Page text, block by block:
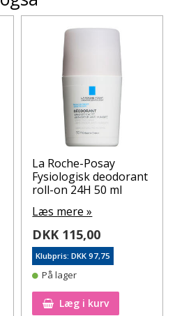
La Roche-Posay
Fysiologisk deodorant
roll-on 24H 50 ml
Læs mere »
DKK 115,00
Klubpris: DKK 97,75
På lager
Læg i kurv